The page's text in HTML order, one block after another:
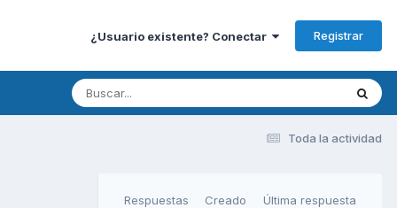
¿Usuario existente? Conectar Registrar
Toda la actividad
Respuestas Creado Última respuesta